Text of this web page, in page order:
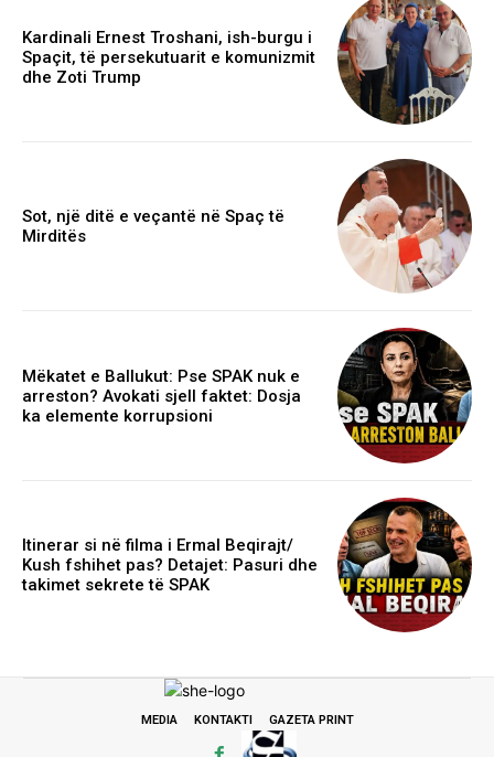
Kardinali Ernest Troshani, ish-burgu i
Spaçit, të persekutuarit e komunizmit
dhe Zoti Trump
Sot, një ditë e veçantë në Spaç të
Mirditës
Mëkatet e Ballukut: Pse SPAK nuk e
arreston? Avokati sjell faktet: Dosja
ka elemente korrupsioni
Itinerar si në filma i Ermal Beqirajt/
Kush fshihet pas? Detajet: Pasuri dhe
takimet sekrete të SPAK
MEDIA KONTAKTI GAZETA PRINT